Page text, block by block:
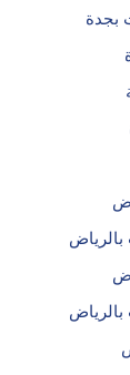
بجدة